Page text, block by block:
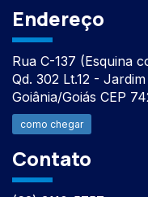
Endereço
Rua C-137 (Esquina
Qd. 302 Lt.12 -
Goiânia/Goiás CEP
como chegar
Contato